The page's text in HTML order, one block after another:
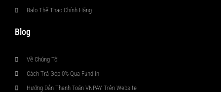
Balo Thể Thao Chính Hãng
Blog
Về Chúng Tôi
Cách Trả Góp 0% Qua Fundiin
Hướng Dẫn Thanh Toán VNPAY Trên Website